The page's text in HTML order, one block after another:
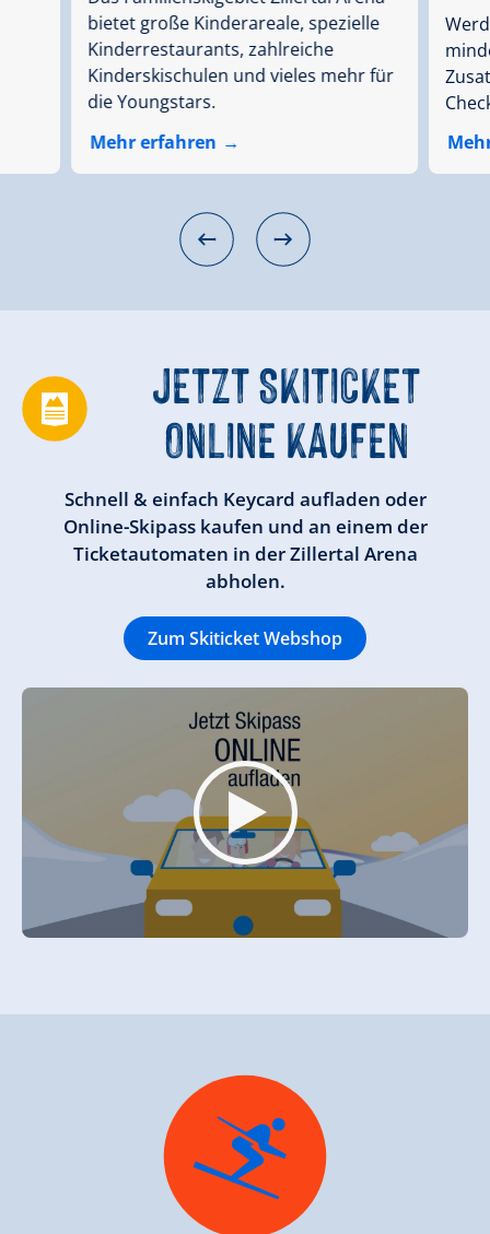
bietet große Kinderareale, spezielle
Kinderrestaurants, zahlreiche
Kinderskischulen und vieles mehr für
die Youngstars.
Mehr erfahren
JETZT SKITICKET
ONLINE KAUFEN
Schnell & einfach Keycard aufladen oder
Online-Skipass kaufen und an einem der
Ticketautomaten in der Zillertal Arena
abholen.
Zum Skiticket Webshop